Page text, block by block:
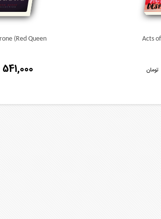
Acts
تومان
(Red Queen
541,000